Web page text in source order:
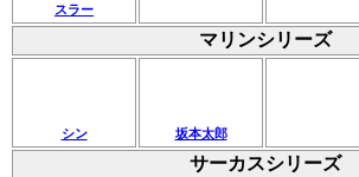
スラー
マリンシリーズ
シン 坂本太郎
サーカスシリーズ